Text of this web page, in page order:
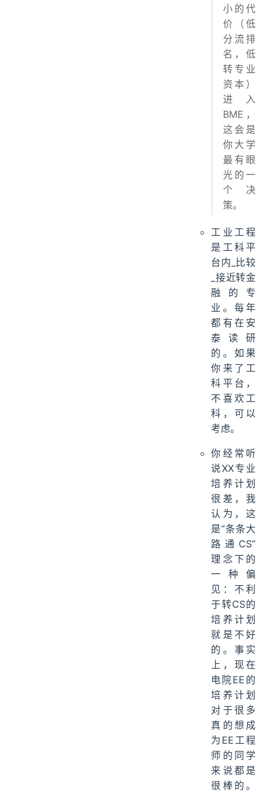
小的代
价（低
分流排
名，低
转专业
资本）
进入
BME，
这会是
你大学
最有眼
光的一
个决
策。
工业工程
是工科平
台内_比较
_接近转金
融的专
业。每年
都有在安
泰读研
的。如果
你来了工
科平台，
不喜欢工
科，可以
考虑。
你经常听
说XX专业
培养计划
很差，我
认为，这
是“条条大
路通CS”
理念下的
一种偏
见：不利
于转CS的
培养计划
就是不好
的。事实
上，现在
电院EE的
培养计划
对于很多
真的想成
为EE工程
师的同学
来说都是
很棒的。